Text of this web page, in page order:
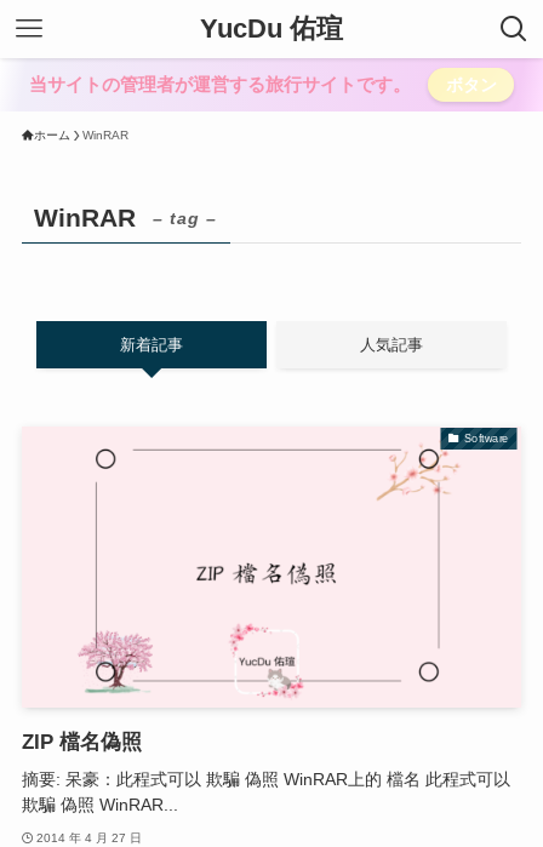
YucDu 佑瑄
当サイトの管理者が運営する旅行サイトです。 ボタン
ホーム WinRAR
WinRAR – tag –
新着記事 人気記事
Software
ZIP 檔名偽照
摘要: 呆豪：此程式可以 欺騙 偽照 WinRAR上的 檔名 此程式可以
欺騙 偽照 WinRAR...
2014 年 4 月 27 日